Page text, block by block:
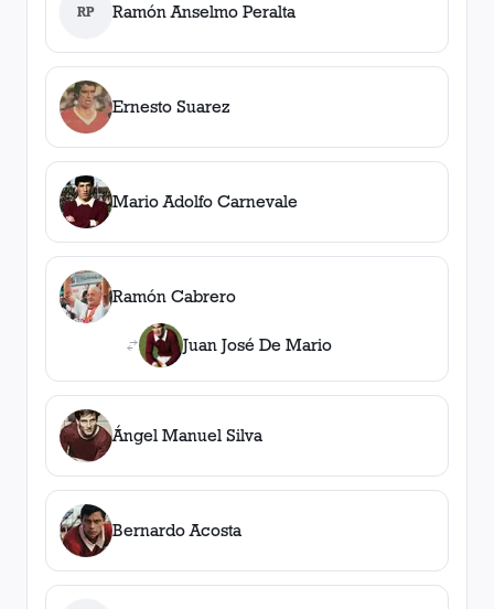
RP Ramón Anselmo Peralta
Ernesto Suarez
Mario Adolfo Carnevale
Ramón Cabrero
Juan José De Mario
Ángel Manuel Silva
Bernardo Acosta